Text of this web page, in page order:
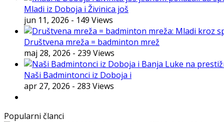
Mladi iz Doboja i Živinica još
jun 11, 2026 - 149 Views
Društvena mreža = badminton mrež
maj 28, 2026 - 239 Views
Naši Badmintonci iz Doboja i
apr 27, 2026 - 283 Views
Popularni članci